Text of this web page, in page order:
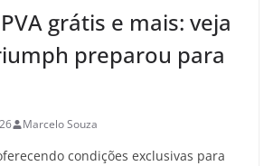
grátis e mais: veja
preparou para
Marcelo Souza
condições exclusivas para